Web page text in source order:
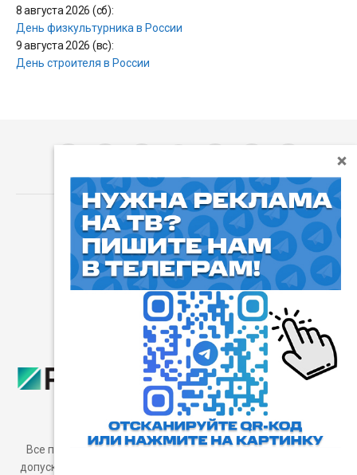
8 августа 2026 (сб):
День физкультурника в России
9 августа 2026 (вс):
День строителя в России
Пользовательское соглашение
Все права защищены. Любое использование материалов
допускается только с согласия редакции, а также с ссылкой